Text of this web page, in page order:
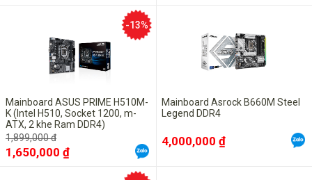
Mainboard ASUS PRIME H510M-
K (Intel H510, Socket 1200, m-
ATX, 2 khe Ram DDR4)
1,899,000 đ
1,650,000 ₫
-13%
Mainboard Asrock B660M Steel
Legend DDR4
4,000,000 ₫